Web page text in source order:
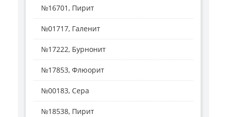
№16701, Пирит
№01717, Галенит
№17222, Бурнонит
№17853, Флюорит
№00183, Сера
№18538, Пирит